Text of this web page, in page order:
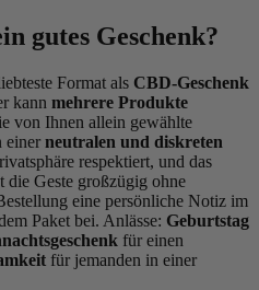
(2 noten)
gutes Geschenk?
Format als CBD-Geschenk
kann mehrere Produkte
von Ihnen allein gewählte
einer neutralen und diskreten
respektiert, und das
die Geste großzügig ohne
eine persönliche Notiz im
Paket bei. Anlässe: Geburtstag
für einen
für jemanden in einer